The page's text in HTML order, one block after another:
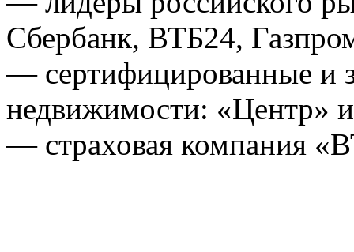
Сбербанк, ВТБ24,
— сертифицированные и
недвижимости: «Центр»
— страховая компания